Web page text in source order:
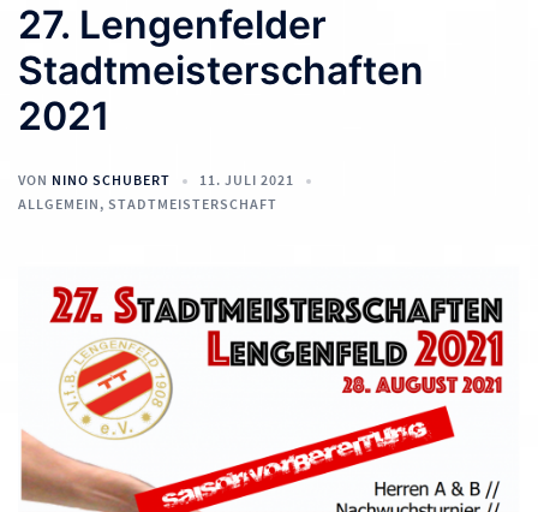
27. Lengenfelder
Stadtmeisterschaften
2021
VON NINO SCHUBERT
11. JULI 2021
ALLGEMEIN , STADTMEISTERSCHAFT